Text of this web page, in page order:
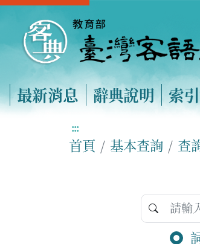
最新消息 辭典說明 索
:::
首頁 基本查詢 查